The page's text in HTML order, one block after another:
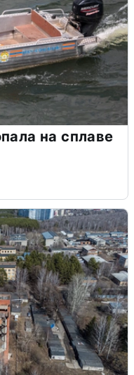
на сплаве